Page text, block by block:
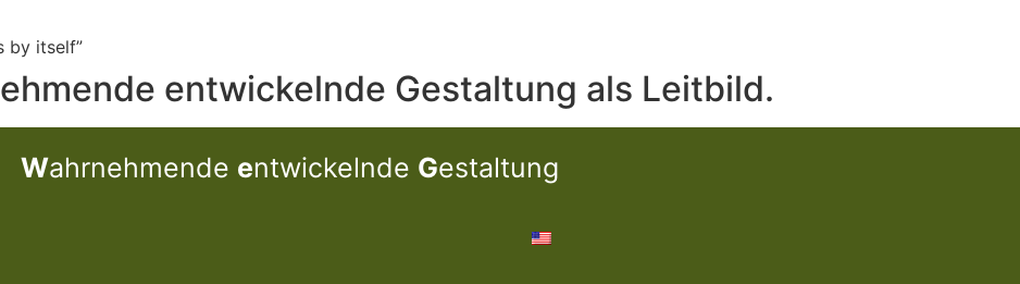
by itself”
entwickelnde Gestaltung als Leitbild.
Wahrnehmende entwickelnde Gestaltung